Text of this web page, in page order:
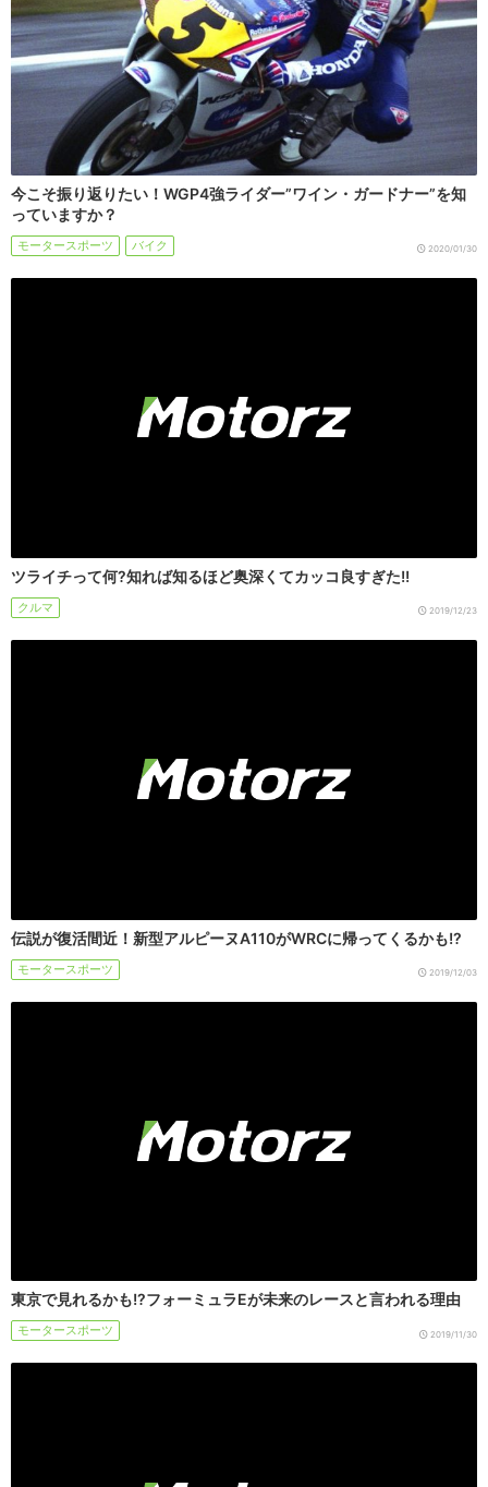
今こそ振り返りたい！WGP4強ライダー”ワイン・ガードナー”を知
っていますか？
モータースポーツ バイク 2020/01/30
ツライチって何?知れば知るほど奥深くてカッコ良すぎた!!
クルマ 2019/12/23
伝説が復活間近！新型アルピーヌA110がWRCに帰ってくるかも!?
モータースポーツ 2019/12/03
東京で見れるかも!?フォーミュラEが未来のレースと言われる理由
モータースポーツ 2019/11/30